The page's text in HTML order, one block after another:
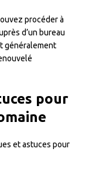
procéder à
d’un bureau
généralement
pour
et astuces pour